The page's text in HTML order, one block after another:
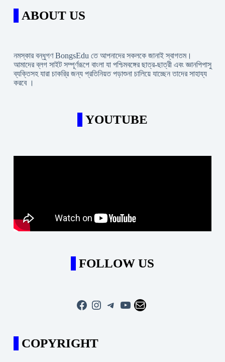
ABOUT US
নমস্কার বন্ধুগণ BongsEdu তে আপনাদের সকলকে জানাই স্বাগতম।
আমাদের ব্লগ সাইট সম্পূর্ণরূপে বাংলা যা পশ্চিমবঙ্গের ছাত্র-ছাত্রী এবং জ্ঞানপিপাসু
ব্যক্তিসহ যারা চাকরি্র জন্য প্রতিনিয়ত পড়াশুনা চালিয়ে যাচ্ছেন তাদের সাহায্য
করবে ।
YOUTUBE
FOLLOW US
Facebook
Instagram
Telegram
YouTube
Mail
COPYRIGHT